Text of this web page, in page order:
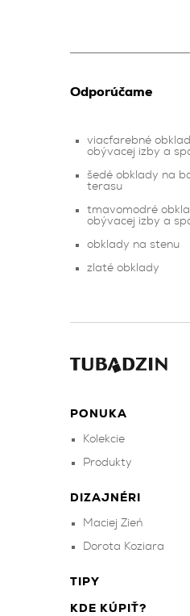
Odporúčame
viacfarebné
obývacej izby a
šedé obklady na
terasu
tmavomodré
obývacej izby a
obklady na stenu
zlaté obklady
PONUKA
Kolekcie
Produkty
DIZAJNÉRI
Maciej Zień
Dorota Koziara
TIPY
KDE KÚPIŤ?